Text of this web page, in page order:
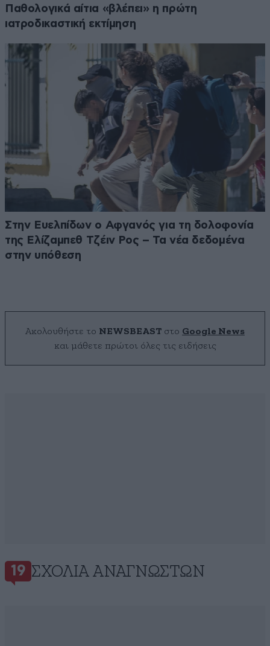
Παθολογικά αίτια «βλέπει» η πρώτη
ιατροδικαστική εκτίμηση
Στην Ευελπίδων ο Αφγανός για τη δολοφονία
της Ελίζαμπεθ Τζέιν Ρος – Τα νέα δεδομένα
στην υπόθεση
Ακολουθήστε το NEWSBEAST στο Google News
και μάθετε πρώτοι όλες τις ειδήσεις
19 ΣΧΌΛΙΑ ΑΝΑΓΝΩΣΤΏΝ